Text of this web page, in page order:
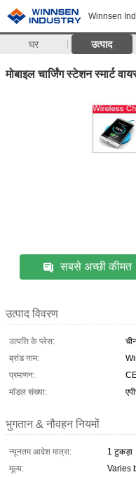
Winnsen
घर उत्पाद
मोबाइल चार्जिंग स्टेशन स्मार्ट
सबसे अच्छी कीमत
उत्पाद विवरण
उत्पत्ति के प्लेस:
ब्रांड नाम:
प्रमाणन:
मॉडल संख्या:
भुगतान & नौवहन नियमों
न्यूनतम आदेश मात्रा:
1 टुकड़ा
मूल्य:
Varies